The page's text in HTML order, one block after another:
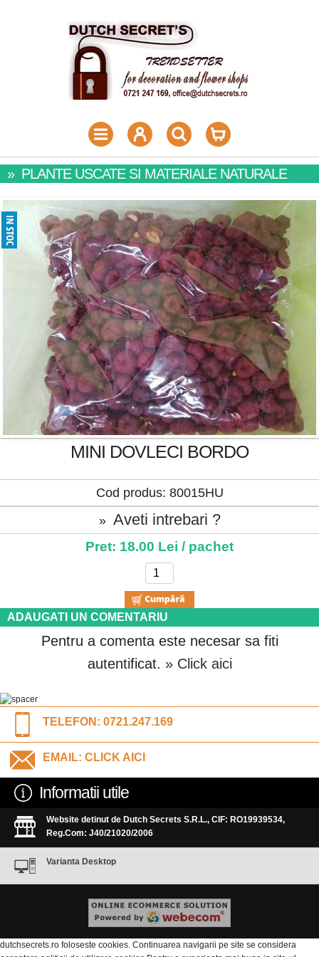
» PLANTE USCATE SI MATERIALE NATURALE
MINI DOVLECI BORDO
Cod produs: 80015HU
» Aveti intrebari ?
Pret: 18.00 Lei / pachet
ADAUGATI UN COMENTARIU
Pentru a comenta este necesar sa fiti
autentificat. » Click aici
TELEFON: 0721.247.169
EMAIL: CLICK AICI
Informatii utile
Website detinut de Dutch Secrets S.R.L., CIF: RO19939534,
Reg.Com: J40/21020/2006
Varianta Desktop
dutchsecrets.ro foloseste cookies. Continuarea navigarii pe site se considera